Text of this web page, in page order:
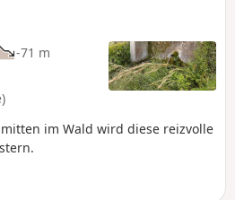
-71 m
im Wald wird diese reizvolle